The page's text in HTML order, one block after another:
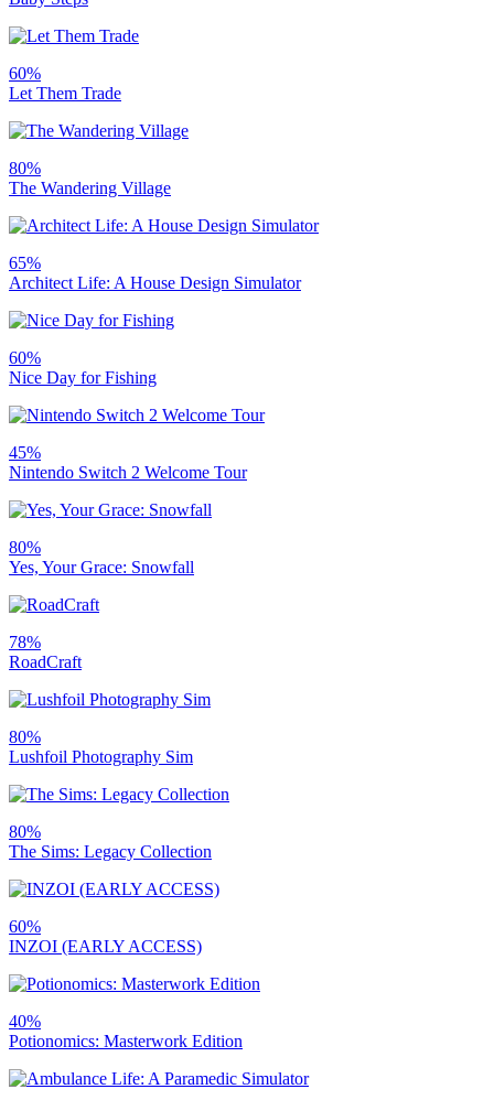
60%
Let Them Trade
80%
The Wandering Village
65%
Architect Life: A House Design Simulator
60%
Nice Day for Fishing
45%
Nintendo Switch 2 Welcome Tour
80%
Yes, Your Grace: Snowfall
78%
RoadCraft
80%
Lushfoil Photography Sim
80%
The Sims: Legacy Collection
60%
INZOI (EARLY ACCESS)
40%
Potionomics: Masterwork Edition